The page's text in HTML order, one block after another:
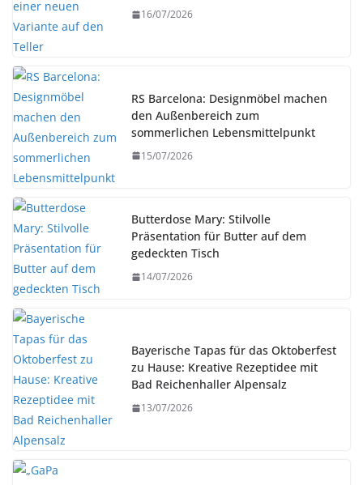
16/07/2026
RS Barcelona: Designmöbel machen
den Außenbereich zum
sommerlichen Lebensmittelpunkt
15/07/2026
Butterdose Mary: Stilvolle
Präsentation für Butter auf dem
gedeckten Tisch
14/07/2026
Bayerische Tapas für das Oktoberfest
zu Hause: Kreative Rezeptidee mit
Bad Reichenhaller Alpensalz
13/07/2026